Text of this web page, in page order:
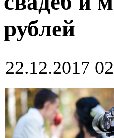
рублей
22.12.2017